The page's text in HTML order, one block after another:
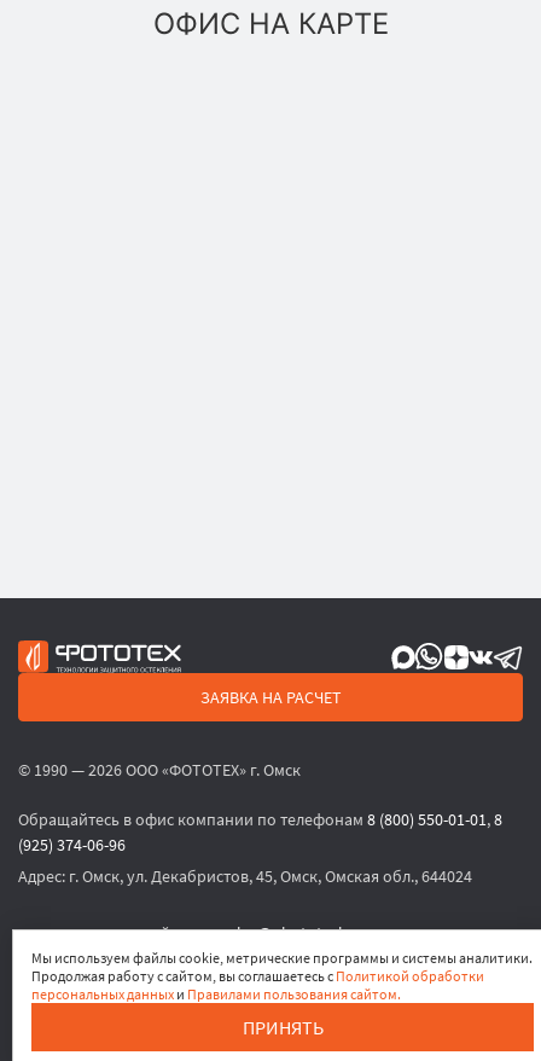
ОФИС НА КАРТЕ
ЗАЯВКА НА РАСЧЕТ
© 1990 — 2026 ООО «ФОТОТЕХ» г. Омск
Обращайтесь в офис компании по телефонам 8 (800) 550-01-01,8
(925) 374-06-96
Адрес: г. Омск, ул. Декабристов, 45, Омск, Омская обл., 644024
или по электронной почтеsales@phototech.ru
Политика конфиденциальности,Согласие на обработку
персональных данных,Согласие на получение рекламных
Мы используем файлы cookie, метрические программы и системы аналитики.
Продолжая работу с сайтом, вы соглашаетесь с Политикой обработки
персональных данных и Правилами пользования сайтом.
ПРИНЯТЬ